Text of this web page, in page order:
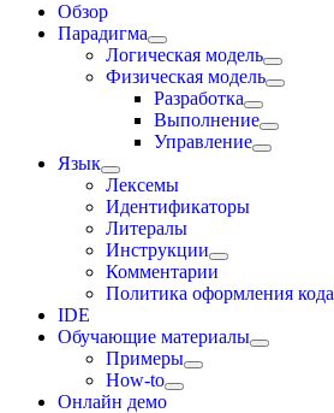
Обзор
Парадигма
Логическая модель
Физическая модель
Разработка
Выполнение
Управление
Язык
Лексемы
Идентификаторы
Литералы
Инструкции
Комментарии
Политика оформления кода
IDE
Обучающие материалы
Примеры
How-to
Онлайн демо